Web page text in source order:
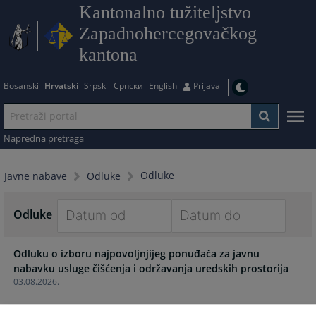
Kantonalno tužiteljstvo
Zapadnohercegovačkog
kantona
Bosanski Hrvatski Srpski Српски English Prijava
Napredna pretraga
Javne nabave Odluke Odluke
Odluke
forward
to
interact
with
forward
to
with
03.08.2026.
Odluku o izboru najpovoljnjijeg ponuđača za javnu
nabavku usluge čišćenja i održavanja uredskih prostorija